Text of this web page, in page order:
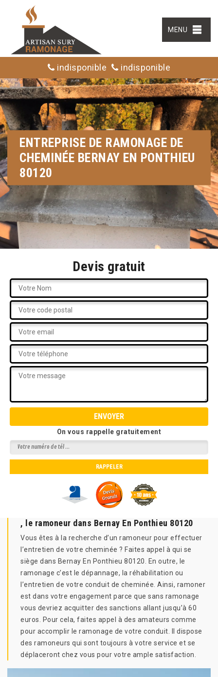
MENU
indisponible indisponible
ENTREPRISE DE RAMONAGE DE
CHEMINÉE BERNAY EN PONTHIEU
80120
Devis gratuit
On vous rappelle gratuitement
, le ramoneur dans Bernay En Ponthieu 80120
Vous êtes à la recherche d’un ramoneur pour effectuer
l’entretien de votre cheminée ? Faites appel à qui se
siège dans Bernay En Ponthieu 80120. En outre, le
ramonage c’est le dépannage, la réhabilitation ou
l’entretien de votre conduit de cheminée. Ainsi, ramoner
est dans votre engagement parce que sans ramonage
vous devriez acquitter des sanctions allant jusqu’à 60
euros. Pour cela, faites appel à des amateurs comme
pour accomplir le ramonage de votre conduit. Il dispose
des ramoneurs qui sont toujours à votre service et se
déplaceront chez vous pour votre ample satisfaction.